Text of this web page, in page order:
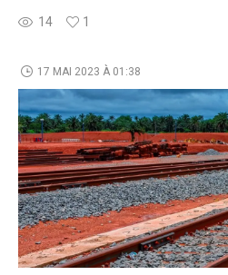
14 1
17 MAI 2023 À 01:38